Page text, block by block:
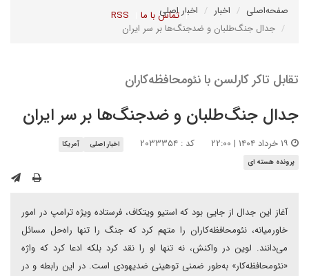
تماس با ما RSS صفحه‌اصلی اخبار
اخبار اصلی
جدال جنگ‌طلبان و ضدجنگ‌ها بر سر ایران
تقابل تاکر کارلسن با نئومحافظه‌کاران
جدال جنگ‌طلبان و ضدجنگ‌ها بر سر ایران
کد : ۲۰۳۳۳۵۴ اخبار اصلی
آمریکا
پرونده هسته ای
آغاز این جدال از جایی بود که استیو ویتکاف، فرستاده ویژه ترامپ در امور
خاورمیانه، نئومحافظه‌کاران را متهم کرد که جنگ را تنها راه‌حل مسائل
می‌دانند. لوین در واکنش، نه تنها او را نقد کرد بلکه ادعا کرد که واژه
«نئومحافظه‌کار» به‌طور ضمنی توهینی ضدیهودی است. در این رابطه و در